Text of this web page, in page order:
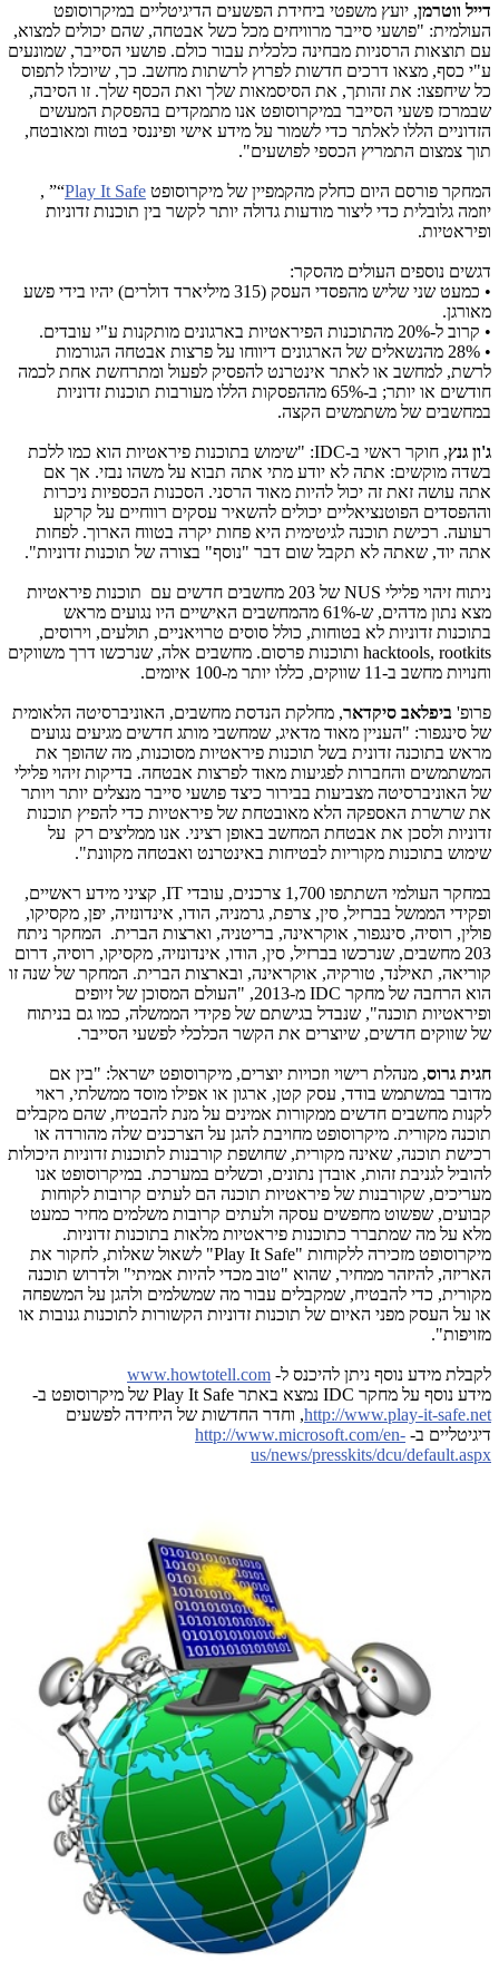
דייל ווטרמן, יועץ משפטי ביחידת הפשעים הדיגיטליים במיקרוסופט
העולמית: "פושעי סייבר מרוויחים מכל כשל אבטחה, שהם יכולים למצוא,
עם תוצאות הרסניות מבחינה כלכלית עבור כולם. פושעי הסייבר, שמונעים
ע"י כסף, מצאו דרכים חדשות לפרוץ לרשתות מחשב. כך, שיוכלו לתפוס
כל שיחפצו: את זהותך, את הסיסמאות שלך ואת הכסף שלך. זו הסיבה,
שבמרכז פשעי הסייבר במיקרוסופט אנו מתמקדים בהפסקת המעשים
הזדוניים הללו לאלתר כדי לשמור על מידע אישי ופיננסי בטוח ומאובטח,
תוך צמצום התמריץ הכספי לפושעים".
המחקר פורסם היום כחלק מהקמפיין של מיקרוסופט “Play It Safe
” ,
יוזמה גלובלית כדי ליצור מודעות גדולה יותר לקשר בין תוכנות זדוניות
ופיראטיות.
דגשים נוספים העולים מהסקר:
• כמעט שני שליש מהפסדי העסק (315 מיליארד דולרים) יהיו בידי פשע
מאורגן.
• קרוב ל-20% מהתוכנות הפיראטיות בארגונים מותקנות ע"י עובדים.
• 28% מהנשאלים של הארגונים דיווחו על פרצות אבטחה הגורמות
לרשת, למחשב או לאתר אינטרנט להפסיק לפעול ומתרחשת אחת לכמה
חודשים או יותר; ב-65% מההפסקות הללו מעורבות תוכנות זדוניות
במחשבים של משתמשים הקצה.
ג'ון גנץ, חוקר ראשי ב-IDC: "שימוש בתוכנות פיראטיות הוא כמו ללכת
בשדה מוקשים: אתה לא יודע מתי אתה תבוא על משהו נבזי. אך אם
אתה עושה זאת זה יכול להיות מאוד הרסני. הסכנות הכספיות ניכרות
וההפסדים הפוטנציאליים יכולים להשאיר עסקים רווחיים על קרקע
רעועה. רכישת תוכנה לגיטימית היא פחות יקרה בטווח הארוך. לפחות
אתה יוד, שאתה לא תקבל שום דבר "נוסף" בצורה של תוכנות זדוניות".
ניתוח זיהוי פלילי NUS
של 203 מחשבים חדשים עם תוכנות פיראטיות
מצא נתון מדהים, ש-61% מהמחשבים האישיים היו נגועים מראש
בתוכנות זדוניות לא בטוחות, כולל סוסים טרויאניים, תולעים, וירוסים,
hacktools, rootkits ותוכנות פרסום. מחשבים אלה, שנרכשו דרך משווקים
וחנויות מחשב ב-11 שווקים, כללו יותר מ-100 איומים.
פרופ' ביפלאב סיקדאר, מחלקת הנדסת מחשבים, האוניברסיטה הלאומית
של סינגפור: "העניין מאוד מדאיג, שמחשבי מותג חדשים מגיעים נגועים
מראש בתוכנה זדונית בשל תוכנות פיראטיות מסוכנות, מה שהופך את
המשתמשים והחברות לפגיעות מאוד לפרצות אבטחה. בדיקות זיהוי פלילי
של האוניברסיטה מצביעות בבירור כיצד פושעי סייבר מנצלים יותר ויותר
את שרשרת האספקה ​​הלא מאובטחת של פיראטיות כדי להפיץ תוכנות
זדוניות ולסכן את אבטחת המחשב באופן רציני. אנו ממליצים רק על
שימוש בתוכנות מקוריות לבטיחות באינטרנט ואבטחה מקוונת".
במחקר העולמי השתתפו 1,700 צרכנים, עובדי IT, קציני מידע ראשיים,
ופקידי הממשל בברזיל, סין, צרפת, גרמניה, הודו, אינדונזיה, יפן, מקסיקו,
פולין, רוסיה, סינגפור, אוקראינה, בריטניה, וארצות הברית. המחקר ניתח
203 מחשבים, שנרכשו בברזיל, סין, הודו, אינדונזיה, מקסיקו, רוסיה, דרום
קוריאה, תאילנד, טורקיה, אוקראינה, ובארצות הברית. המחקר של שנה זו
הוא הרחבה של מחקר IDC
מ-2013, "העולם המסוכן של זיופים
ופיראטיות תוכנה", שנבדל בגישתם של פקידי הממשלה, כמו גם בניתוח
של שווקים חדשים, שיוצרים את הקשר הכלכלי לפשעי הסייבר.
חגית גרוס, מנהלת רישוי וזכויות יוצרים, מיקרוסופט ישראל: "בין אם
מדובר במשתמש בודד, עסק קטן, ארגון או אפילו מוסד ממשלתי, ראוי
לקנות מחשבים חדשים ממקורות אמינים על מנת להבטיח, שהם מקבלים
תוכנה מקורית. מיקרוסופט מחויבת להגן על הצרכנים שלה מהורדה או
רכישת תוכנה, שאינה מקורית, שחושפת קורבנות לתוכנות זדוניות היכולות
להוביל לגניבת זהות, אובדן נתונים, וכשלים במערכת. במיקרוסופט אנו
מעריכים, שקורבנות של פיראטיות תוכנה הם לעתים קרובות לקוחות
קבועים, שפשוט מחפשים עסקה ולעתים קרובות משלמים מחיר כמעט
מלא על מה שמתברר כתוכנות פיראטיות מלאות בתוכנות זדוניות.
מיקרוסופט מזכירה ללקוחות "Play It Safe" לשאול שאלות, לחקור את
האריזה, להיזהר ממחיר, שהוא "טוב מכדי להיות אמיתי" ולדרוש תוכנה
מקורית, כדי להבטיח, שמקבלים עבור מה שמשלמים ולהגן על המשפחה
או על העסק מפני האיום של תוכנות זדוניות הקשורות לתוכנות גנובות או
מזויפות".
לקבלת מידע נוסף ניתן להיכנס ל- www.howtotell.com
מידע נוסף על מחקר IDC נמצא באתר Play It Safe של מיקרוסופט ב-
http://www.play-it-safe.net, וחדר החדשות של היחידה לפשעים
דיגיטליים ב- http://www.microsoft.com/en-
us/news/presskits/dcu/default.aspx